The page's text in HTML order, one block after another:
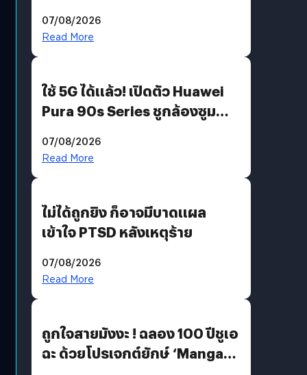
บริโภคและ B2B
07/08/2026
Read More
ใช้ 5G ได้แล้ว! เปิดตัว Huawei
Pura 90s Series ชูกล้องซูม
07/08/2026
Read More
ไม่ได้ถูกยิง ก็อาจมีบาดแผล
เข้าใจ PTSD หลังเหตุร้าย
07/08/2026
Read More
ถูกใจสายมังงะ ! ฉลอง 100 ปีชูเอ
ฉะ ด้วยโปรเจกต์ยักษ์ ‘Manga